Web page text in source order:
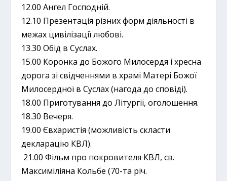
12.00 Ангел Господній.
12.10 Презентація різних форм діяльності в
межах цивілізації любові.
13.30 Обід в Суслах.
15.00 Коронка до Божого Милосердя і хресна
дорога зі свідченнями в храмі Матері Божої
Милосердної в Суслах (нагода до сповіді).
18.00 Приготування до Літургії, оголошення.
18.30 Вечеря.
19.00 Євхаристія (можливість скласти
декларацію КВЛ).
21.00 Фільм про покровителя КВЛ, св.
Максиміліяна Кольбе (70-та річ.